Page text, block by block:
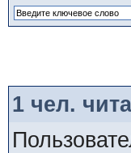
1чел.